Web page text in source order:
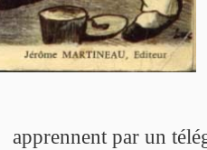
apprennent par un